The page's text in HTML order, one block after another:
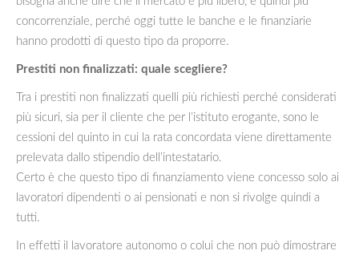
concorrenziale, perché oggi tutte le banche e le finanziarie
hanno prodotti di questo tipo da proporre.
Prestiti non finalizzati: quale scegliere?
Tra i prestiti non finalizzati quelli più richiesti perché considerati
più sicuri, sia per il cliente che per l’istituto erogante, sono le
cessioni del quinto in cui la rata concordata viene direttamente
prelevata dallo stipendio dell’intestatario.
Certo è che questo tipo di finanziamento viene concesso solo ai
lavoratori dipendenti o ai pensionati e non si rivolge quindi a
tutti.
In effetti il lavoratore autonomo o colui che non può dimostrare